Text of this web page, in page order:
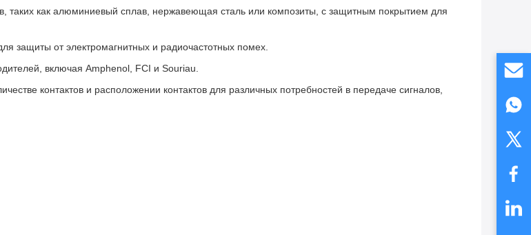
таких как алюминиевый сплав, нержавеющая сталь или композиты, с защитным покрытием для
защиты от электромагнитных и радиочастотных помех.
включая Amphenol, FCI и Souriau.
контактов и расположении контактов для различных потребностей в передаче сигналов,